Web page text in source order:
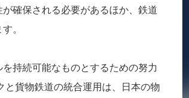
確保される必要があるほか、鉄道
。
持続可能なものとするための努力
貨物鉄道の統合運用は、日本の物